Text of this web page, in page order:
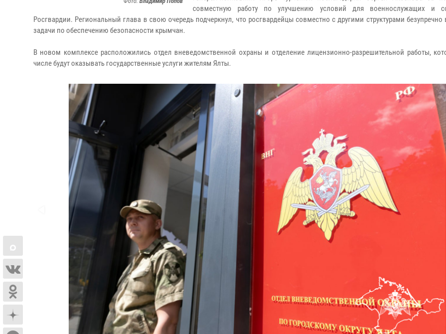
совместную работу по улучшению условий для военнослужащих и
Росгвардии. Региональный глава в свою очередь подчеркнул, что росгвардейцы совместно с другими структурами
задачи по обеспечению безопасности крымчан.
В новом комплексе расположились отдел вневедомственной охраны и отделение лицензионно-разрешительной работы,
числе будут оказывать государственные услуги жителям Ялты.